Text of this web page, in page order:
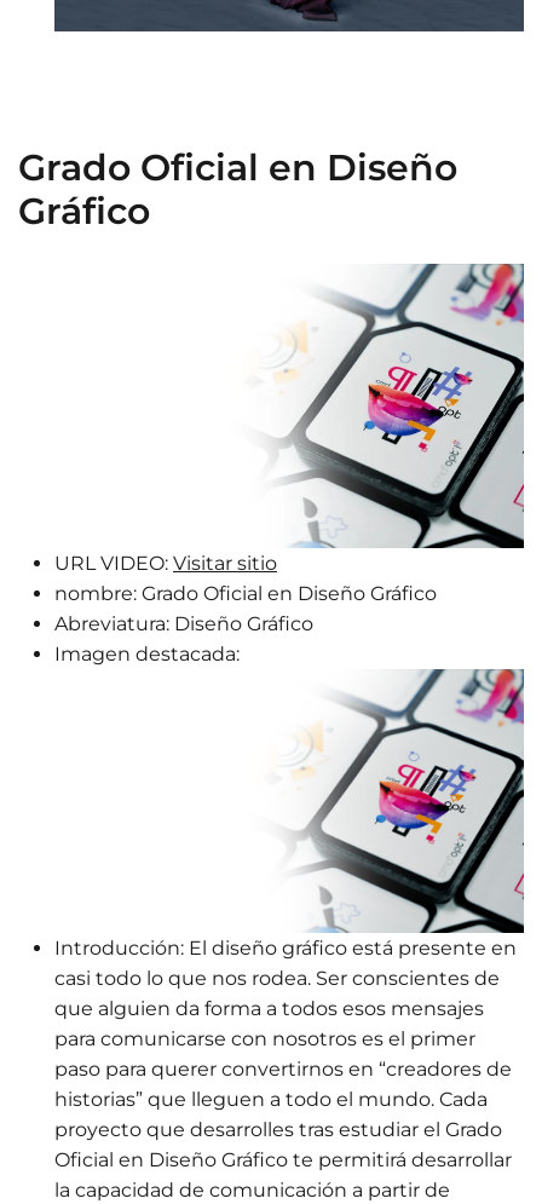
Grado Oficial en Diseño
Gráfico
URL VIDEO: Visitar sitio
nombre: Grado Oficial en Diseño Gráfico
Abreviatura: Diseño Gráfico
Imagen destacada:
Introducción: El diseño gráfico está presente en
casi todo lo que nos rodea. Ser conscientes de
que alguien da forma a todos esos mensajes
para comunicarse con nosotros es el primer
paso para querer convertirnos en “creadores de
historias” que lleguen a todo el mundo. Cada
proyecto que desarrolles tras estudiar el Grado
Oficial en Diseño Gráfico te permitirá desarrollar
la capacidad de comunicación a partir de